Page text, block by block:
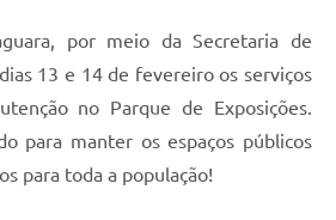
por meio da Secretaria de
13 e 14 de fevereiro os serviços
no Parque de Exposições.
para manter os espaços públicos
para toda a população!